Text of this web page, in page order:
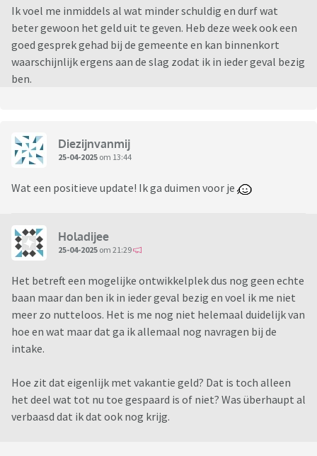
Ik voel me inmiddels al wat minder schuldig en durf wat
beter gewoon het geld uit te geven. Heb deze week ook een
goed gesprek gehad bij de gemeente en kan binnenkort
waarschijnlijk ergens aan de slag zodat ik in ieder geval bezig
ben.
Diezijnvanmij
25-04-2025 om 13:44
Wat een positieve update! Ik ga duimen voor je
Holadijee
25-04-2025 om 21:29
Het betreft een mogelijke ontwikkelplek dus nog geen echte
baan maar dan ben ik in ieder geval bezig en voel ik me niet
meer zo nutteloos. Het is me nog niet helemaal duidelijk van
hoe en wat maar dat ga ik allemaal nog navragen bij de
intake.
Hoe zit dat eigenlijk met vakantie geld? Dat is toch alleen
het deel wat tot nu toe gespaard is of niet? Was überhaupt al
verbaasd dat ik dat ook nog krijg.